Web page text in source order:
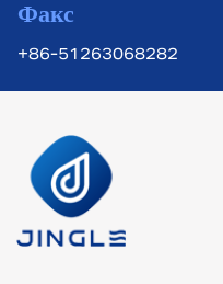
Факс
+86-51263068282